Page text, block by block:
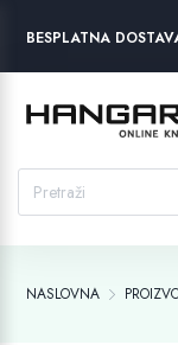
BESPLATNA
NASLOVNA